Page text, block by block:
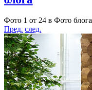
Фото 1 от 24 в Фото блога
Пред. след.